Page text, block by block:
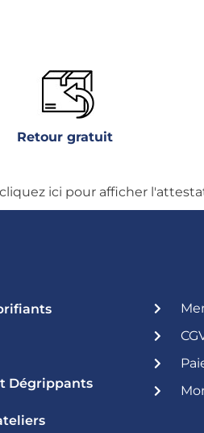
Retour gratuit
cliquez ici pour afficher
Dégrippants